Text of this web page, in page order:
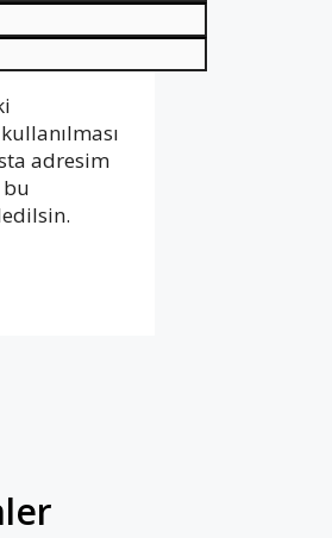
adresim
bu